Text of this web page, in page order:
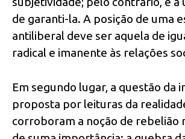
de garanti-la. A posição de uma
antiliberal deve ser aquela de
radical e imanente às relações
Em segundo lugar, a questão da
proposta por leituras da
corroboram a noção de rebelião